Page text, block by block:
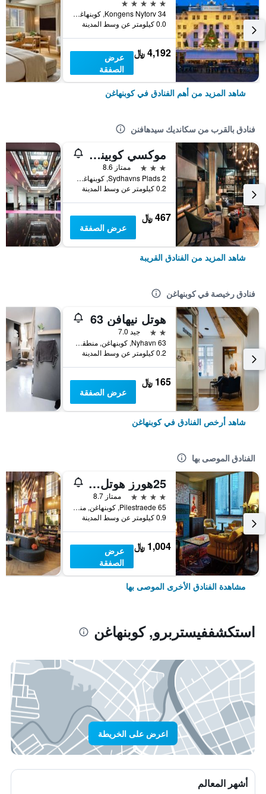
Kongens Nytorv 34, كوبنهاغن, منطقة العاصمة كوبنهاغن, الدانمارك
0.0 كيلومتر عن وسط المدينة
4,192 ﷼
عرض
الصفقة
شاهد المزيد من أهم الفنادق في كوبنهاغن
فنادق بالقرب من سكانديك سيدهافنن
موكسي كوبينهاجين
3 نجوم
ممتاز 8.6
Sydhavns Plads 2, كوبنهاغن, منطقة العاصمة كوبنهاغن, الدانمارك
0.2 كيلومتر عن وسط المدينة
467 ﷼
عرض الصفقة
شاهد المزيد من الفنادق القريبة
فنادق رخيصة في كوبنهاغن
هوتل نيهافن 63
2 نجمتين
جيد 7.0
Nyhavn 63, كوبنهاغن, منطقة العاصمة كوبنهاغن, الدانمارك
0.2 كيلومتر عن وسط المدينة
165 ﷼
عرض الصفقة
شاهد أرخص الفنادق في كوبنهاغن
الفنادق الموصى بها
25هورز هوتل إندر باي
4 نجوم
ممتاز 8.7
Pilestraede 65, كوبنهاغن, منطقة العاصمة كوبنهاغن, الدانمارك
0.9 كيلومتر عن وسط المدينة
1,004 ﷼
عرض
الصفقة
مشاهدة الفنادق الأخرى الموصى بها
استكشففيستربرو, كوبنهاغن
اعرض على الخريطة
أشهر المعالم